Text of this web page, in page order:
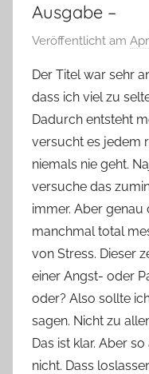
Ausgabe –
Veröffentlicht am
Der Titel war sehr
dass ich viel zu
Dadurch entsteht
versucht es jedem
niemals nie geht.
versuche das
immer. Aber
manchmal total
von Stress. Dieser
einer Angst- oder
oder? Also sollte
sagen. Nicht zu
Das ist klar. Aber
nicht. Dass